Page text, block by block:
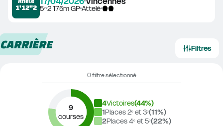
1'12"2 5ᵉ2 175m GPAttelé
CARRIÈRE Filtres
0 filtre sélectionné
9
courses
4Victoires(44%)
1Places 2ᵉ et 3ᵉ(11%)
2Places 4ᵉ et 5ᵉ(22%)